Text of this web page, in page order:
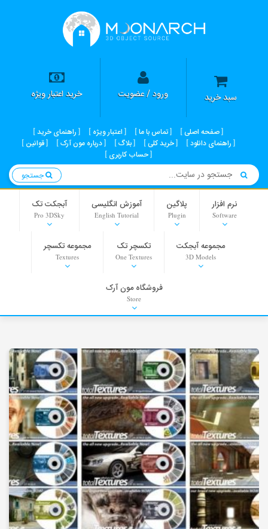
سبد خرید ورود / عضویت خرید اعتبار ویژه
صفحه اصلی تماس با ما اعتبار ویژه
راهنمای خرید
راهنمای دانلود
خرید کلی بلاگ درباره مون آرک
قوانین
حساب کاربری
نرم افزار
Software
پلاگین
Plugin
آموزش انگلیسی
English Tutorial
آبجکت تک
Pro 3DSky
مجموعه آبجکت
3D Models
تکسچر تک
One Textures
مجموعه تکسچر
Textures
PNG-PSD
Background
Stock Images
فروشگاه مون آرک
Store